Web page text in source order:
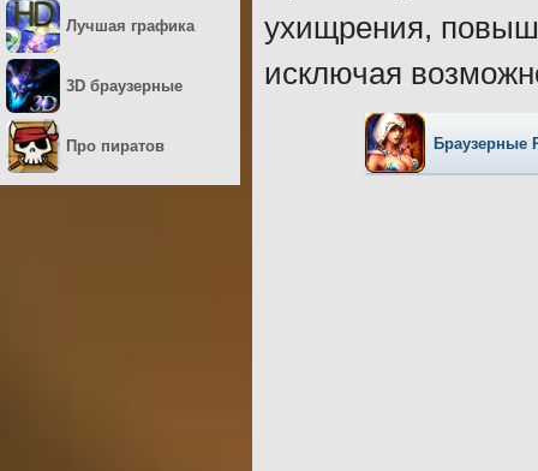
ухищрения,
исключая
Браузерные
Лучшая графика
3D браузерные
Про пиратов